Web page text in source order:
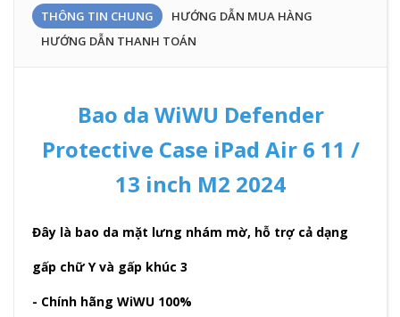
THÔNG TIN CHUNG
HƯỚNG DẪN MUA HÀNG
HƯỚNG DẪN THANH TOÁN
Bao da WiWU Defender
Protective Case iPad Air 6 11 /
13 inch M2 2024
Đây là bao da mặt lưng nhám mờ, hỗ trợ cả dạng
gấp chữ Y và gấp khúc 3
- Chính hãng WiWU 100%